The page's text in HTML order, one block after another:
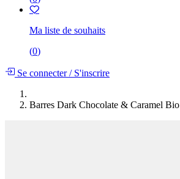
Ma liste de souhaits
(0)
Se connecter/S'inscrire
Barres Dark Chocolate & Caramel Bio